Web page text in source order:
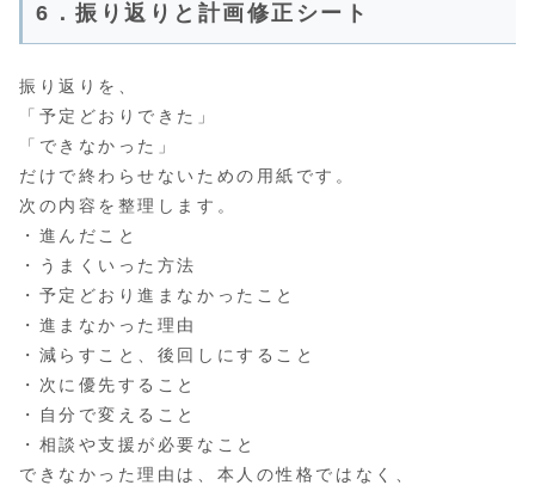
6．振り返りと計画修正シート
振り返りを、
「予定どおりできた」
「できなかった」
だけで終わらせないための用紙です。
次の内容を整理します。
・進んだこと
・うまくいった方法
・予定どおり進まなかったこと
・進まなかった理由
・減らすこと、後回しにすること
・次に優先すること
・自分で変えること
・相談や支援が必要なこと
できなかった理由は、本人の性格ではなく、